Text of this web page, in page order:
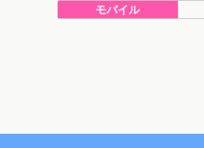
モバイル